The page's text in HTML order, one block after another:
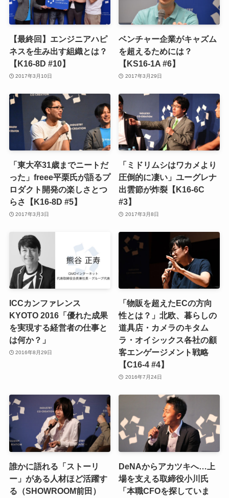
【最終回】エンジニアハピ
ネスを生み出す組織とは？
【K16-8D #10】
2017年3月10日
ベンチャー企業がキャズム
を超えるためには？
【KS16-1A #6】
2017年3月29日
「東大卒31歳までニートだ
った」freee平栗氏が語るプ
ロダクト開発の楽しさとつ
らさ【K16-8D #5】
2017年3月3日
「ミドリムシはワカメより
圧倒的に凄い」ユーグレナ
出雲節が炸裂【K16-6C
#3】
2017年3月8日
ICCカンファレンス
KYOTO 2016「優れた成果
を実現する経営者の仕事と
は何か？」
2016年8月29日
「物販を超えたECの方向
性とは？」北欧、暮らしの
道具店・カメラのキタム
ラ・オイシックス各社の顧
客エンゲージメント戦略
【C16-4 #4】
2016年7月24日
誰かに語れる「ストーリ
ー」がある人材ほど活躍す
る（SHOWROOM前田）
DeNAからアカツキへ…上
場を支える取締役小川氏
「本職CFOを探していま